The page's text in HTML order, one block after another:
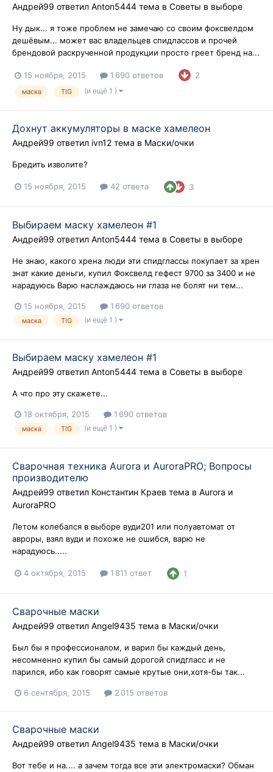
Андрей99 ответил Anton5444 тема в Советы в выборе
Ну дык... я тоже проблем не замечаю со своим фоксвелдом
дешёвым... может вас владельцев спидлассов и прочей
брендовой раскрученной продукции просто греет бренд на...
15 ноября, 2015 1 690 ответов 2
маска TIG (и ещё 1 )
Дохнут аккумуляторы в маске хамелеон
Андрей99 ответил ivn12 тема в Маски/очки
Бредить изволите?
15 ноября, 2015 42 ответа 3
Выбираем маску хамелеон #1
Андрей99 ответил Anton5444 тема в Советы в выборе
Не знаю, какого хрена люди эти спидглассы покупает за хрен
знат какие деньги, купил Фоксвелд гефест 9700 за 3400 и не
нарадуюсь Варю наслаждаюсь ни глаза не болят ни тем...
15 ноября, 2015 1 690 ответов
маска TIG (и ещё 1 )
Выбираем маску хамелеон #1
Андрей99 ответил Anton5444 тема в Советы в выборе
А что про эту скажете...
18 октября, 2015 1 690 ответов
маска TIG (и ещё 1 )
Сварочная техника Aurora и AuroraPRO; Вопросы
производителю
Андрей99 ответил Константин Краев тема в Aurora и
AuroraPRO
Летом колебался в выборе вуди201 или полуавтомат от
авроры, взял вуди и похоже не ошибся, варю не
нарадуюсь.....
4 октября, 2015 1 811 ответ 1
Сварочные маски
Андрей99 ответил Angel9435 тема в Маски/очки
Был бы я профессионалом, и варил бы каждый день,
несомненно купил бы самый дорогой спидгласс и не
парился, ибо как говорят самые крутые они,хотя-бы так...
6 сентября, 2015 2 015 ответов
Сварочные маски
Андрей99 ответил Angel9435 тема в Маски/очки
Вот тебе и на.... а зачем тогда все эти электромаски? Обман